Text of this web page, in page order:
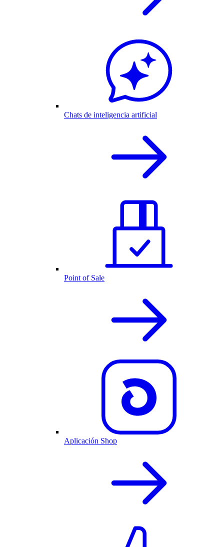
Chats de inteligencia artificial
Point of Sale
Aplicación Shop